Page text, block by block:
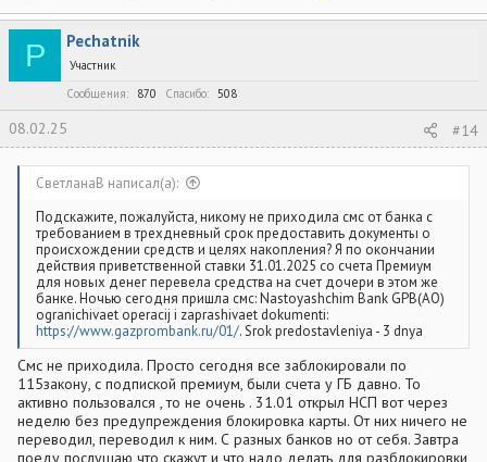
P Pechatnik
Участник
Сообщения
870 Спасибо 508
08.02.25 #14
СветланаВ написал(а):
Подскажите, пожалуйста, никому не приходила смс от банка с
требованием в трехдневный срок предоставить документы о
происхождении средств и целях накопления? Я по окончании
действия приветственной ставки 31.01.2025 со счета Премиум
для новых денег перевела средства на счет дочери в этом же
банке. Ночью сегодня пришла смс: Nastoyashchim Bank GPB(AO)
ogranichivaet operacij i zaprashivaet dokumenti:
https://www.gazprombank.ru/01/. Srok predostavleniya - 3 dnya
Смс не приходила. Просто сегодня все заблокировали по
115закону, с подпиской премиум, были счета у ГБ давно. То
активно пользовался , то не очень . 31.01 открыл НСП вот через
неделю без предупреждения блокировка карты. От них ничего не
переводил, переводил к ним. С разных банков но от себя. Завтра
поеду послушаю что скажут и что надо делать для разблокировки